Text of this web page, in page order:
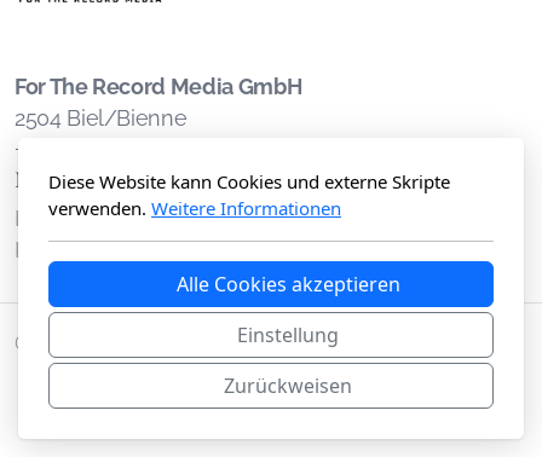
For The Record Media GmbH
2504 Biel/Bienne
+41 (0)78 449 68 93
Main
Home
Kontakt
Legal
Impressum
Datenschutz
© 2026 For The Record Media GmbH
Diese Website kann Cookies und externe Skripte
verwenden. Weitere Informationen
Alle Cookies akzeptieren
Einstellung
Zurückweisen